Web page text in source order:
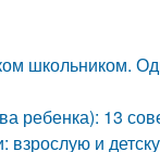
школьником.
ребенка): 13
взрослую и